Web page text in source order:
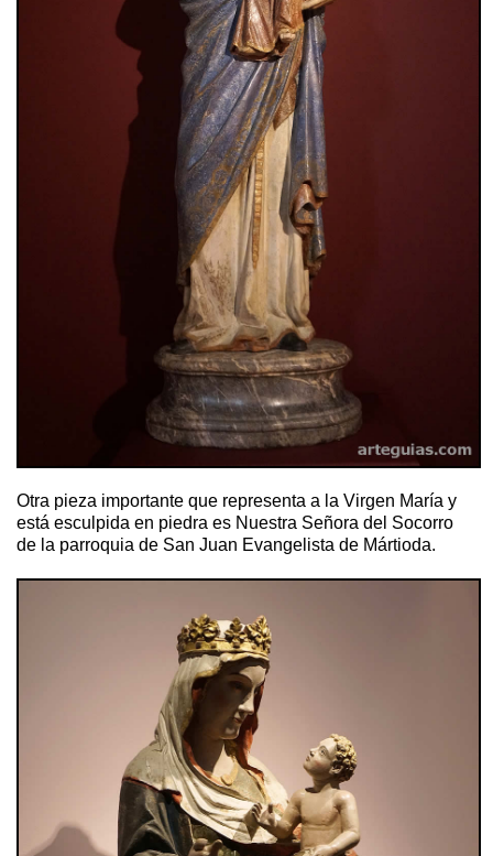
Otra pieza importante que representa a la Virgen María y
está esculpida en piedra es Nuestra Señora del Socorro
de la parroquia de San Juan Evangelista de Mártioda.